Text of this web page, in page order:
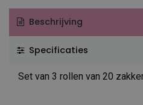
Beschrijving
Specificaties
Set van 3 rollen van 20